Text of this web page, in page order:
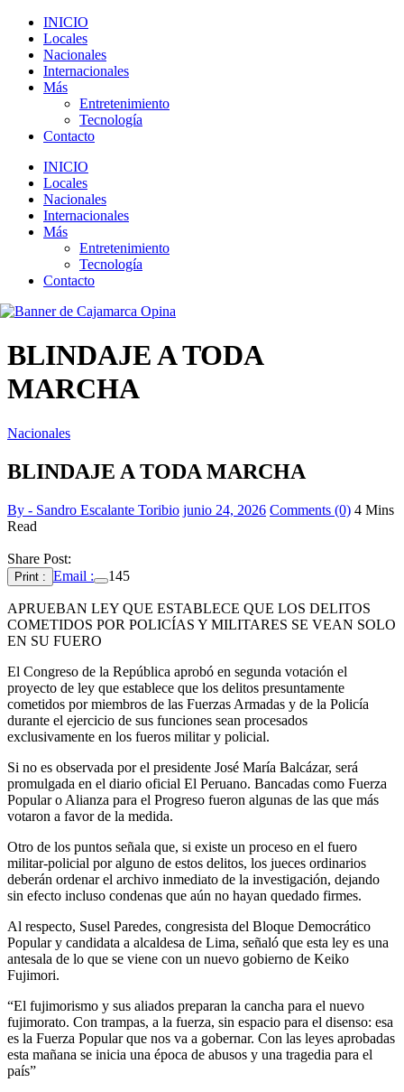
INICIO
Locales
Nacionales
Internacionales
Más
Entretenimiento
Tecnología
Contacto
INICIO
Locales
Nacionales
Internacionales
Más
Entretenimiento
Tecnología
Contacto
BLINDAJE A TODA
MARCHA
Nacionales
BLINDAJE A TODA MARCHA
By - Sandro Escalante Toribio junio 24, 2026 Comments (0) 4 Mins
Read
Share Post:
Print : Email : 145
APRUEBAN LEY QUE ESTABLECE QUE LOS DELITOS
COMETIDOS POR POLICÍAS Y MILITARES SE VEAN SOLO
EN SU FUERO
El Congreso de la República aprobó en segunda votación el
proyecto de ley que establece que los delitos presuntamente
cometidos por miembros de las Fuerzas Armadas y de la Policía
durante el ejercicio de sus funciones sean procesados
exclusivamente en los fueros militar y policial.
Si no es observada por el presidente José María Balcázar, será
promulgada en el diario oficial El Peruano. Bancadas como Fuerza
Popular o Alianza para el Progreso fueron algunas de las que más
votaron a favor de la medida.
Otro de los puntos señala que, si existe un proceso en el fuero
militar-policial por alguno de estos delitos, los jueces ordinarios
deberán ordenar el archivo inmediato de la investigación, dejando
sin efecto incluso condenas que aún no hayan quedado firmes.
Al respecto, Susel Paredes, congresista del Bloque Democrático
Popular y candidata a alcaldesa de Lima, señaló que esta ley es una
antesala de lo que se viene con un nuevo gobierno de Keiko
Fujimori.
“El fujimorismo y sus aliados preparan la cancha para el nuevo
fujimorato. Con trampas, a la fuerza, sin espacio para el disenso: esa
es la Fuerza Popular que nos va a gobernar. Con las leyes aprobadas
esta mañana se inicia una época de abusos y una tragedia para el
país”